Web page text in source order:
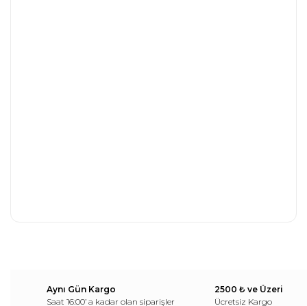
Aynı Gün Kargo
Saat 16:00’ a kadar olan siparişler
2500 ₺ ve Üzeri
Ücretsiz Kargo